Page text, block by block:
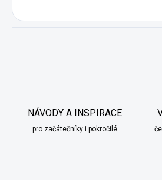
NÁVODY A INSPIRACE
pro začátečníky i pokročilé